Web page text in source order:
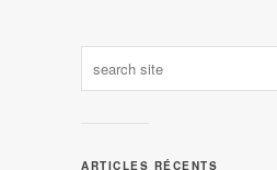
ARTICLES RÉCENTS